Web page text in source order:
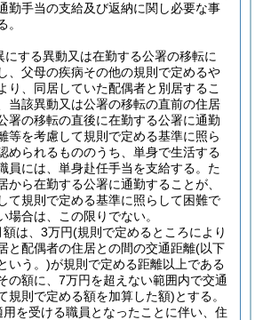
勤手当の支給及び返納に関し必要な事
。
にする異動又は在勤する公署の移転に
、父母の疾病その他の規則で定めるや
り、同居していた配偶者と別居するこ
当該異動又は公署の移転の直前の住居
署の移転の直後に在勤する公署に通勤
等を考慮して規則で定める基準に照ら
められるもののうち、単身で生活する
員には、単身赴任手当を支給する。 た
から在勤する公署に通勤することが、
て規則で定める基準に照らして困難で
場合は、この限りでない。
は、3万円(規則で定めるところにより
と配偶者の住居との間の交通距離(以下
いう。)が規則で定める距離以上である
の額に、7万円を超えない範囲内で交通
規則で定める額を加算した額)とする。
を受ける職員となったことに伴い、住